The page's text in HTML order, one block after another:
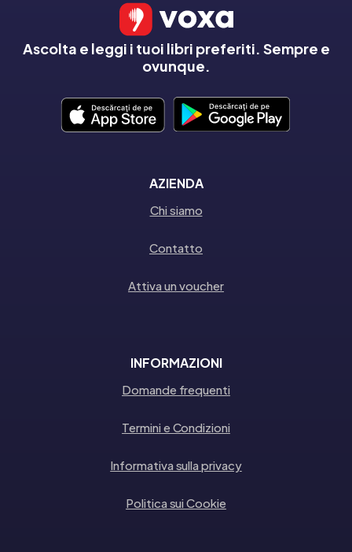
Ascolta e leggi i tuoi libri preferiti. Sempre e
ovunque.
AZIENDA
Chi siamo
Contatto
Attiva un voucher
INFORMAZIONI
Domande frequenti
Termini e Condizioni
Informativa sulla privacy
Politica sui Cookie